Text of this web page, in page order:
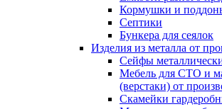
Кормушки и
Септики
Бункера для сеялок
Изделия из металла от
Сейфы
Мебель для СТО и
(верстаки) от
Скамейки